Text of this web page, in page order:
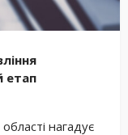
етап
нагадує